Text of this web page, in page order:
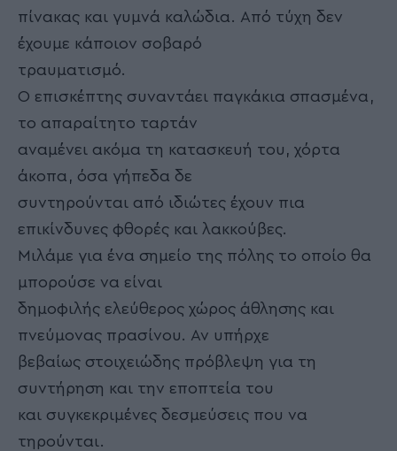
πίνακας και γυμνά καλώδια. Από τύχη δεν
έχουμε κάποιον σοβαρό
τραυματισμό.
Ο επισκέπτης συναντάει παγκάκια σπασμένα,
το απαραίτητο ταρτάν
αναμένει ακόμα τη κατασκευή του, χόρτα
άκοπα, όσα γήπεδα δε
συντηρούνται από ιδιώτες έχουν πια
επικίνδυνες φθορές και λακκούβες.
Μιλάμε για ένα σημείο της πόλης το οποίο θα
μπορούσε να είναι
δημοφιλής ελεύθερος χώρος άθλησης και
πνεύμονας πρασίνου. Αν υπήρχε
βεβαίως στοιχειώδης πρόβλεψη για τη
συντήρηση και την εποπτεία του
και συγκεκριμένες δεσμεύσεις που να
τηρούνται.